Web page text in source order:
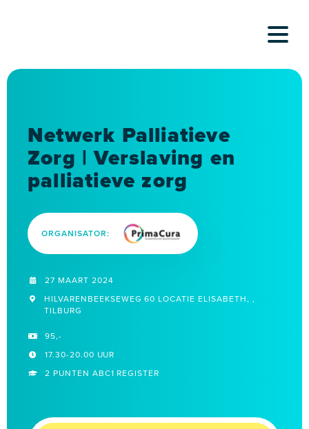
Netwerk Palliatieve
Zorg | Verslaving en
palliatieve zorg
ORGANISATOR:
27 MAART 2024
HILVARENBEEKSEWEG 60 LOCATIE ELISABETH, ,
TILBURG
95,-
17.30-20.00 UUR
2 PUNTEN ABC1 REGISTER